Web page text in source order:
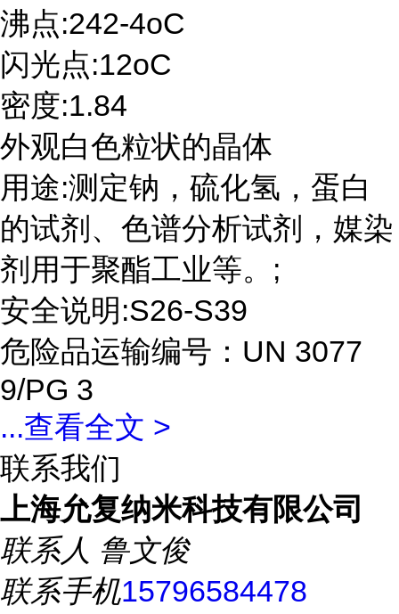
沸点:242-4oC
闪光点:12oC
密度:1.84
外观白色粒状的晶体
用途:测定钠，硫化氢，蛋白
的试剂、色谱分析试剂，媒染
剂用于聚酯工业等。;
安全说明:S26-S39
危险品运输编号：UN 3077
9/PG 3
...查看全文 >
联系我们
上海允复纳米科技有限公司
联系人 鲁文俊
联系手机15796584478